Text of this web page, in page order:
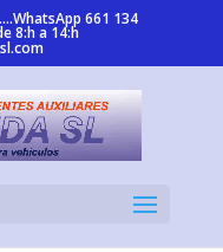
661 134
8:h a 14:h